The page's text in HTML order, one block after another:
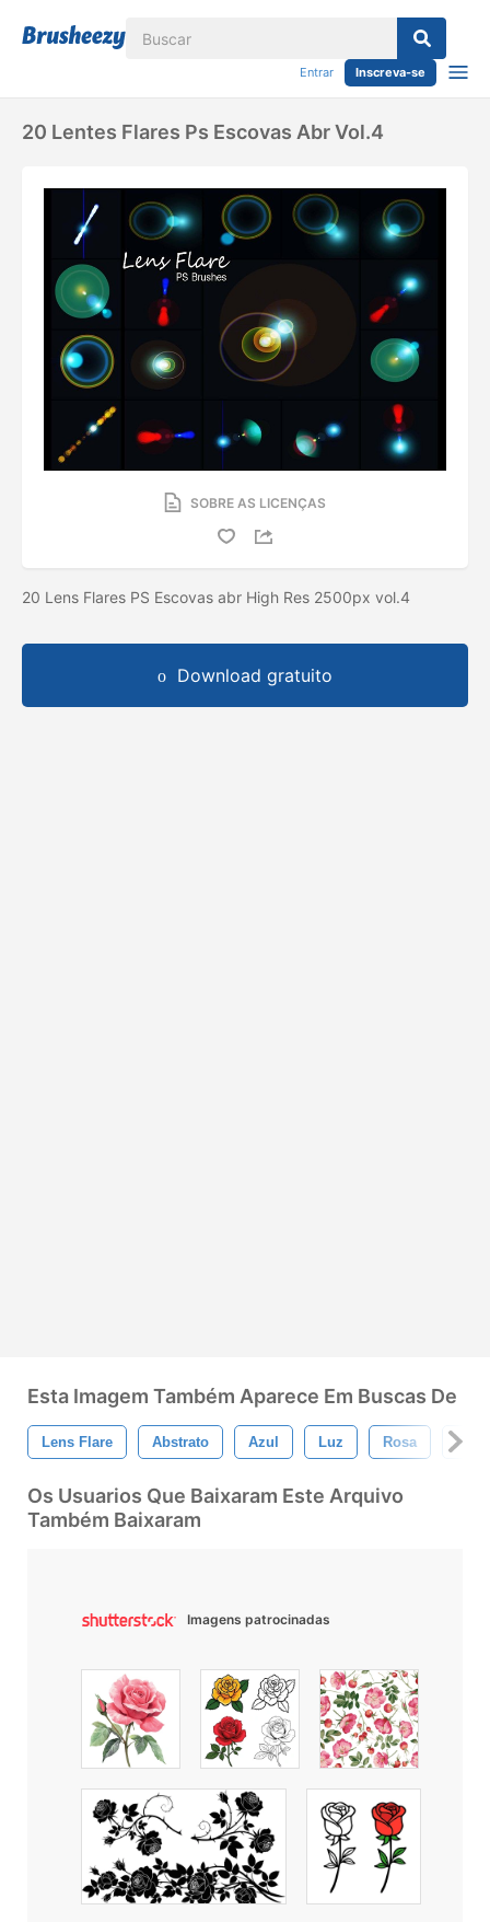
Entrar Inscreva-se
20 Lentes Flares Ps Escovas Abr Vol.4
SOBRE AS LICENÇAS
20 Lens Flares PS Escovas abr High Res 2500px vol.4
Download gratuito
Esta Imagem Também Aparece Em Buscas De
Lens Flare Abstrato Azul Luz Rosa
Os Usuarios Que Baixaram Este Arquivo
Também Baixaram
Imagens patrocinadas